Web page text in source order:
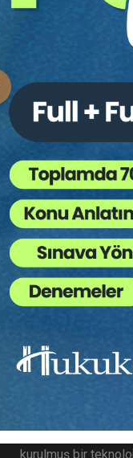
e-kitaptır.
üzerinden direkt
Kaç Ağaç
ve borç altına
bulunmayanlar
kurulmuş bir